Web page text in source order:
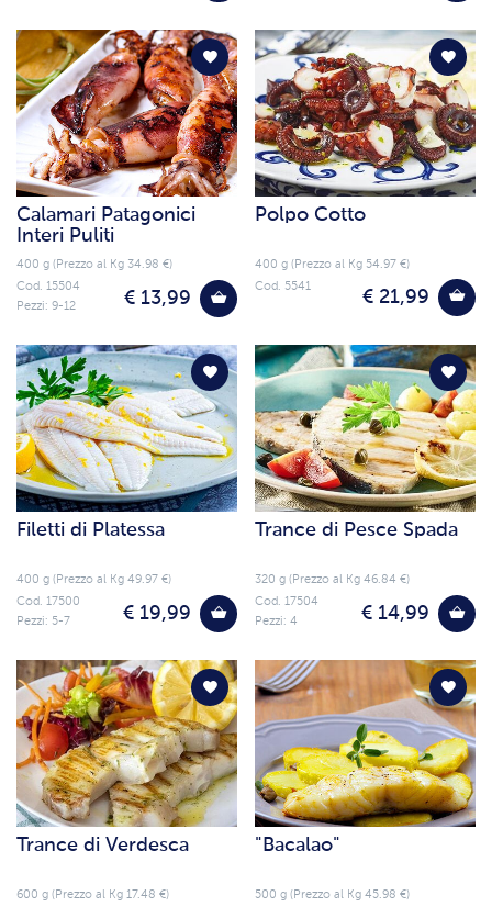
Calamari Patagonici
Interi Puliti
400 g (Prezzo al Kg 34.98 €)
€ 13,99
Cod. 15504
Pezzi: 9-12
Polpo Cotto
400 g (Prezzo al Kg 54.97 €)
€ 21,99
Cod. 5541
Filetti di Platessa
400 g (Prezzo al Kg 49.97 €)
€ 19,99
Cod. 17500
Pezzi: 5-7
Trance di Pesce Spada
320 g (Prezzo al Kg 46.84 €)
€ 14,99
Cod. 17504
Pezzi: 4
Trance di Verdesca
600 g (Prezzo al Kg 17.48 €)
"Bacalao"
500 g (Prezzo al Kg 45.98 €)